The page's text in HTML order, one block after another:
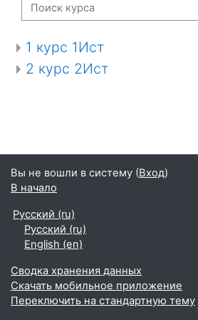
1 курс 1Ист
2 курс 2Ист
Вы не вошли в систему (Вход)
В начало
Русский ‎(ru)‎
Русский ‎(ru)‎
English ‎(en)‎
Сводка хранения данных
Скачать мобильное приложение
Переключить на стандартную тему